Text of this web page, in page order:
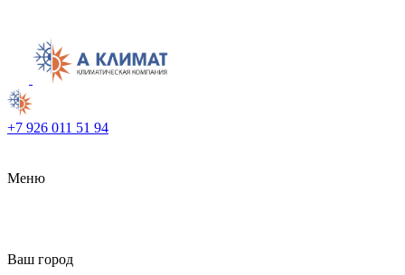
+7 926 011 51 94
Меню
Ваш город